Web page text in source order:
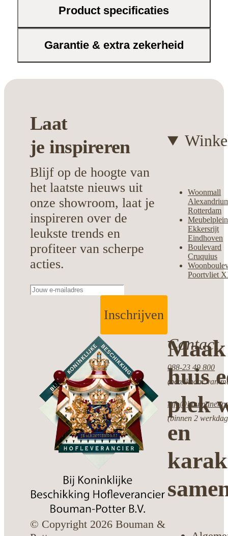
Product specificaties
Garantie & extra zekerheid
huis
plek
en
Laat
je inspireren
Blijf op de hoogte van
het laatste nieuws uit
onze showroom, laat je
inspireren over de
leukste trends en
profiteer van scherpe
acties.
Inschrijven
Contact
088-23 49 800
(bereikbaar van
(binnen 2
Woonmall
Rotterdam
Meubelplein
Ekkersrijt
Eindhoven
Boulevard
Cruquius
Poortvliet
© Copyright 2026 Bouman &